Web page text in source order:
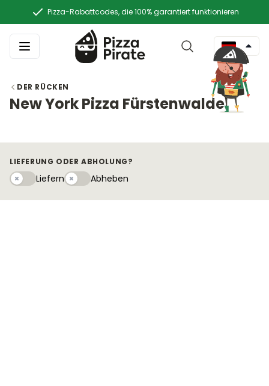
Pizza-Rabattcodes, die 100% garantiert funktionieren
DER RÜCKEN
New York Pizza Fürstenwalde
LIEFERUNG ODER ABHOLUNG?
LiefernLiefernAbhebeny
Abheben